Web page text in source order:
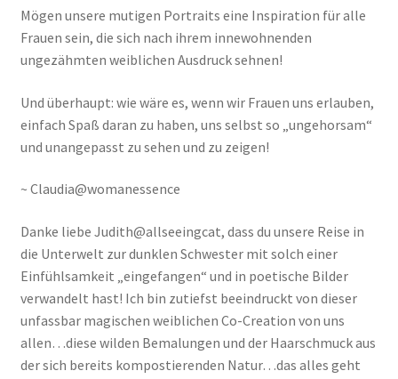
Mögen unsere mutigen Portraits eine Inspiration für alle
Frauen sein, die sich nach ihrem innewohnenden
ungezähmten weiblichen Ausdruck sehnen!
Und überhaupt: wie wäre es, wenn wir Frauen uns erlauben,
einfach Spaß daran zu haben, uns selbst so „ungehorsam“
und unangepasst zu sehen und zu zeigen!
~ Claudia@womanessence
Danke liebe Judith@allseeingcat, dass du unsere Reise in
die Unterwelt zur dunklen Schwester mit solch einer
Einfühlsamkeit „eingefangen“ und in poetische Bilder
verwandelt hast! Ich bin zutiefst beeindruckt von dieser
unfassbar magischen weiblichen Co-Creation von uns
allen…diese wilden Bemalungen und der Haarschmuck aus
der sich bereits kompostierenden Natur…das alles geht